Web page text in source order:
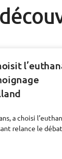
a choisi
relance le